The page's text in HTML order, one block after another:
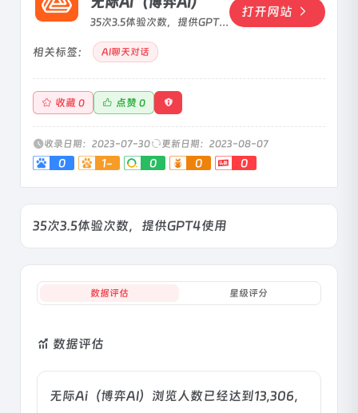
35次3.5体验次数，提供GPT4
打开网站
相关标签： AI聊天对话
收藏 0 点赞 0
收录日期：2023-07-30 更新日期：2023-08-07
0 1- 0 0 0
35次3.5体验次数，提供GPT4使用
数据评估 星级评分
数据评估
无际Ai（博弈AI）浏览人数已经达到13,306，